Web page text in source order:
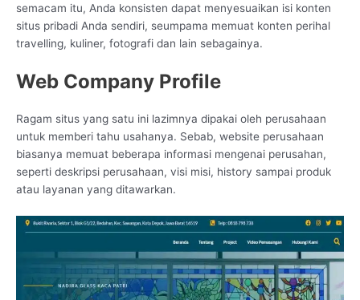
semacam itu, Anda konsisten dapat menyesuaikan isi konten
situs pribadi Anda sendiri, seumpama memuat konten perihal
travelling, kuliner, fotografi dan lain sebagainya.
Web Company Profile
Ragam situs yang satu ini lazimnya dipakai oleh perusahaan
untuk memberi tahu usahanya. Sebab, website perusahaan
biasanya memuat beberapa informasi mengenai perusahan,
seperti deskripsi perusahaan, visi misi, history sampai produk
atau layanan yang ditawarkan.